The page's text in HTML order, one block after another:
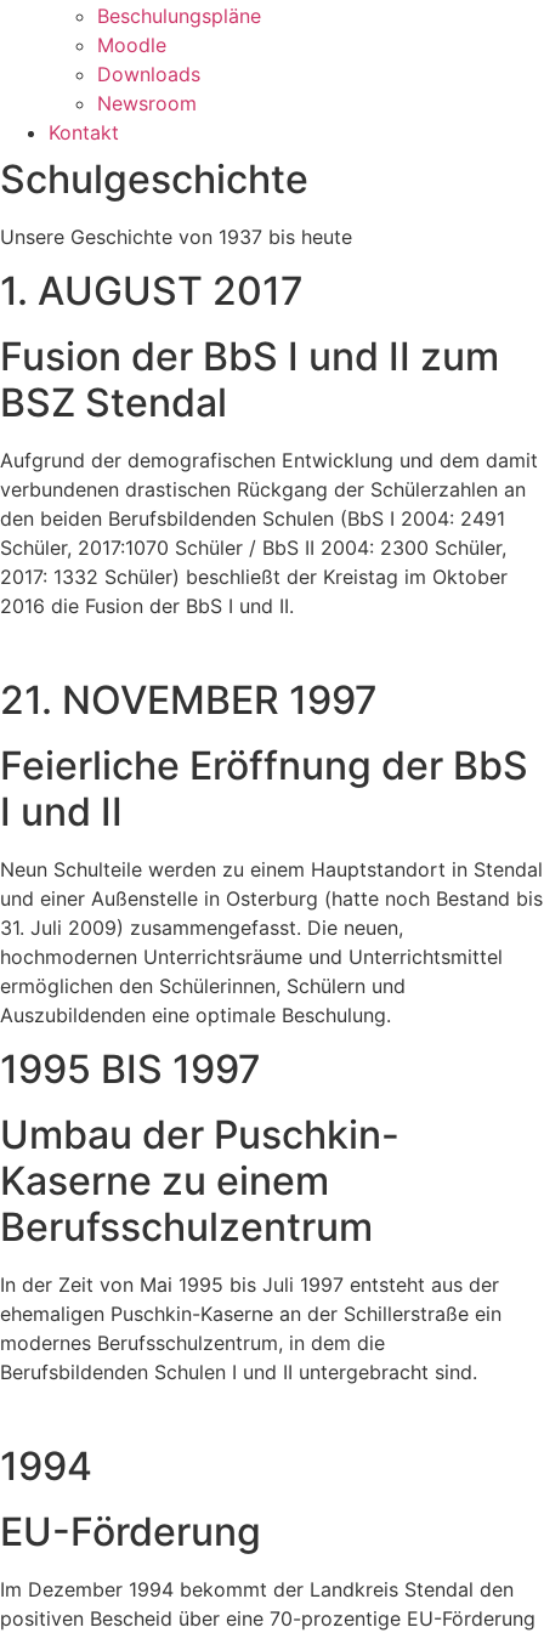
Beschulungspläne
Moodle
Downloads
Newsroom
Kontakt
Schulgeschichte
Unsere Geschichte von 1937 bis heute
1. AUGUST 2017
Fusion der BbS I und II zum
BSZ Stendal
Aufgrund der demografischen Entwicklung und dem damit
verbundenen drastischen Rückgang der Schülerzahlen an
den beiden Berufsbildenden Schulen (BbS I 2004: 2491
Schüler, 2017:1070 Schüler / BbS II 2004: 2300 Schüler,
2017: 1332 Schüler) beschließt der Kreistag im Oktober
2016 die Fusion der BbS I und II.
21. NOVEMBER 1997
Feierliche Eröffnung der BbS
I und II
Neun Schulteile werden zu einem Hauptstandort in Stendal
und einer Außenstelle in Osterburg (hatte noch Bestand bis
31. Juli 2009) zusammengefasst. Die neuen,
hochmodernen Unterrichtsräume und Unterrichtsmittel
ermöglichen den Schülerinnen, Schülern und
Auszubildenden eine optimale Beschulung.
1995 BIS 1997
Umbau der Puschkin-
Kaserne zu einem
Berufsschulzentrum
In der Zeit von Mai 1995 bis Juli 1997 entsteht aus der
ehemaligen Puschkin-Kaserne an der Schillerstraße ein
modernes Berufsschulzentrum, in dem die
Berufsbildenden Schulen I und II untergebracht sind.
1994
EU-Förderung
Im Dezember 1994 bekommt der Landkreis Stendal den
positiven Bescheid über eine 70-prozentige EU-Förderung